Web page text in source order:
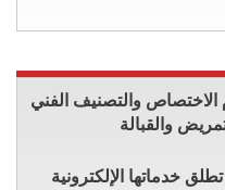
والتصنيف الفني
والقبالة
خدماتها الإلكترونية